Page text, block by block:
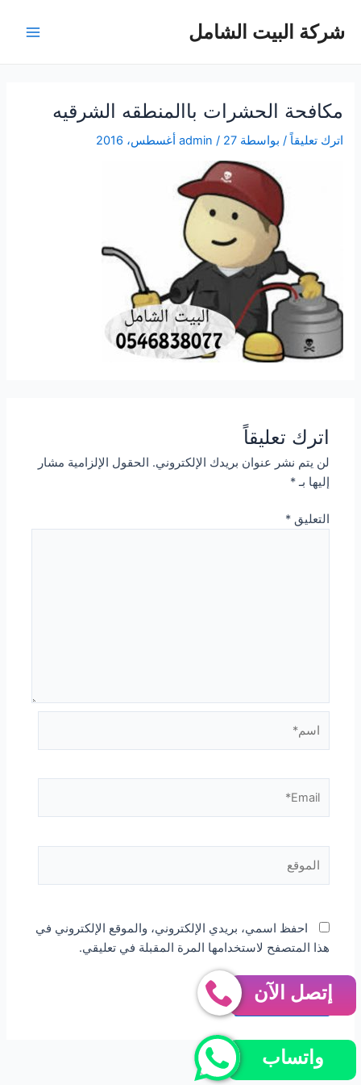
المحتوى
شركة البيت الشامل
مكافحة الحشرات باالمنطقه الشرقيه
اترك تعليقاً / بواسطة admin / 27 أغسطس، 2016
اترك تعليقاً
لن يتم نشر عنوان بريدك الإلكتروني. الحقول الإلزامية مشار
إليها بـ*
التعليق*
احفظ اسمي، بريدي الإلكتروني، والموقع الإلكتروني في
هذا المتصفح لاستخدامها المرة المقبلة في تعليقي.
إتصل الآن
واتساب